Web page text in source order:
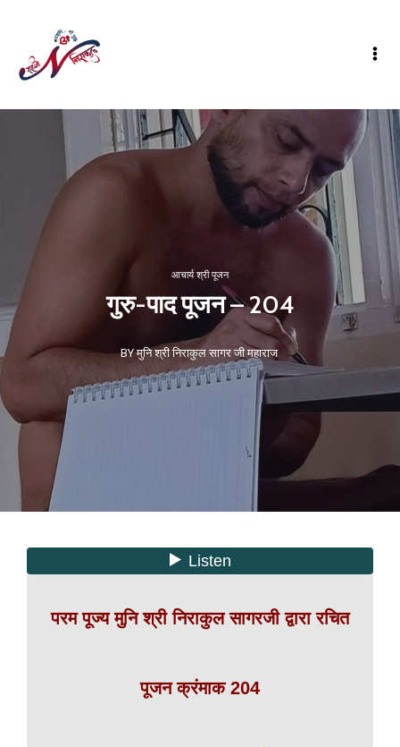
आचार्य श्री पूजन
गुरु-पाद पूजन – 204
BY मुनि श्री निराकुल सागर जी महाराज
परम पूज्य मुनि श्री निराकुल सागरजी द्वारा रचित
पूजन क्रंमाक 204